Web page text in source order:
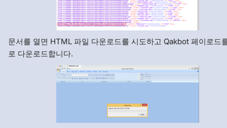
문서를 열면 HTML 파일 다운로드를 시도하고 Qakbot 페이로드
로 다운로드합니다.